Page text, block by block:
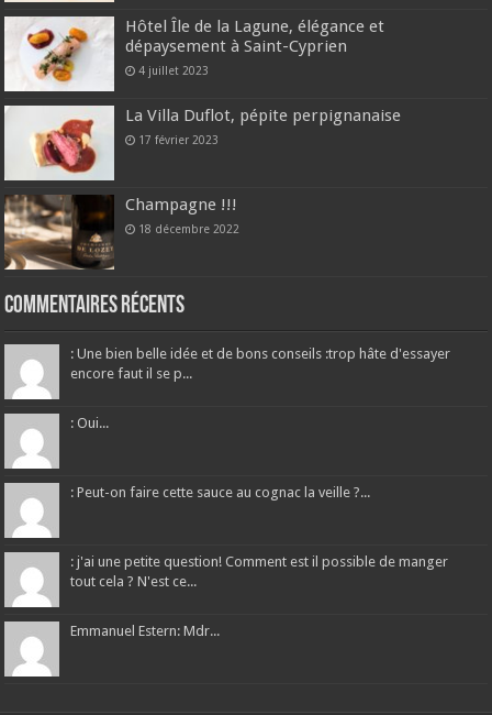
Hôtel Île de la Lagune, élégance et
dépaysement à Saint-Cyprien
4 juillet 2023
La Villa Duflot, pépite perpignanaise
17 février 2023
Champagne !!!
18 décembre 2022
Commentaires récents
: Une bien belle idée et de bons conseils :trop hâte d'essayer
encore faut il se p...
: Oui...
: Peut-on faire cette sauce au cognac la veille ?...
: j'ai une petite question! Comment est il possible de manger
tout cela ? N'est ce...
Emmanuel Estern: Mdr...